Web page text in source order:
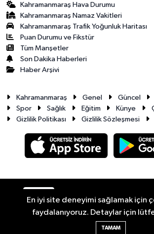
Kahramanmaraş Hava Durumu
Kahramanmaraş Namaz Vakitleri
Kahramanmaraş Trafik Yoğunluk Haritası
Puan Durumu ve Fikstür
Tüm Manşetler
Son Dakika Haberleri
Haber Arşivi
Kahramanmaraş Genel Güncel
Spor
Sağlık Eğitim Künye
Gizlilik Politikası
Gizlilik Sözleşmesi
Haber Yazılımı:
En iyi site deneyimi sağlamak için
faydalanıyoruz. Detaylar için
TAMAM